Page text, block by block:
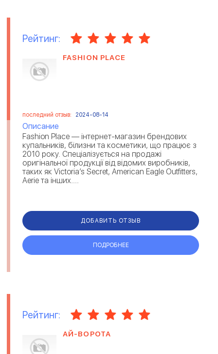
Рейтинг:
FASHION PLACE
последний отзыв: 2024-08-14
Описание
Fashion Place — інтернет-магазин брендових
купальників, білизни та косметики, що працює з
2010 року. Спеціалізується на продажі
оригінальної продукції від відомих виробників,
таких як Victoria’s Secret, American Eagle Outfitters,
Aerie та інших....
ДОБАВИТЬ ОТЗЫВ
ПОДРОБНЕЕ
Рейтинг:
АЙ-ВОРОТА